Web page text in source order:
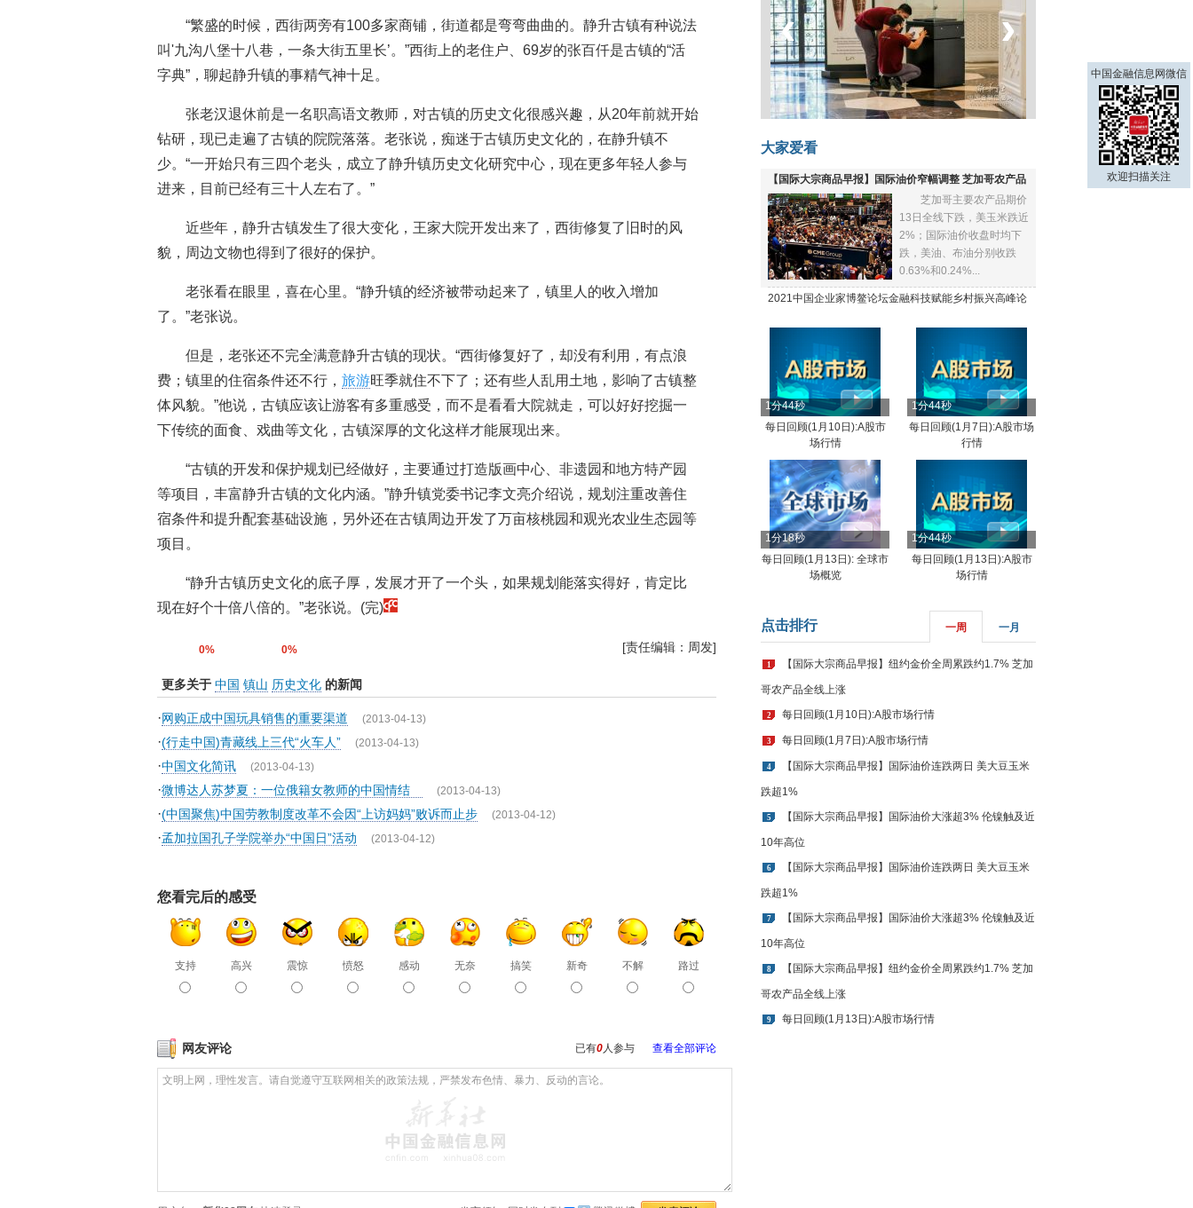
“繁盛的时候，西街两旁有100多家商铺，街道都是弯弯曲曲的。静升古镇有种说法
叫'九沟八堡十八巷，一条大街五里长’。”西街上的老住户、69岁的张百仟是古镇的“活
字典”，聊起静升镇的事精气神十足。
张老汉退休前是一名职高语文教师，对古镇的历史文化很感兴趣，从20年前就开始
钻研，现已走遍了古镇的院院落落。老张说，痴迷于古镇历史文化的，在静升镇不
少。“一开始只有三四个老头，成立了静升镇历史文化研究中心，现在更多年轻人参与
进来，目前已经有三十人左右了。”
近些年，静升古镇发生了很大变化，王家大院开发出来了，西街修复了旧时的风
貌，周边文物也得到了很好的保护。
老张看在眼里，喜在心里。“静升镇的经济被带动起来了，镇里人的收入增加
了。”老张说。
但是，老张还不完全满意静升古镇的现状。“西街修复好了，却没有利用，有点浪
费；镇里的住宿条件还不行， 旅游旺季就住不下了；还有些人乱用土地，影响了古镇整
体风貌。”他说，古镇应该让游客有多重感受，而不是看看大院就走，可以好好挖掘一
下传统的面食、戏曲等文化，古镇深厚的文化这样才能展现出来。
“古镇的开发和保护规划已经做好，主要通过打造版画中心、非遗园和地方特产园
等项目，丰富静升古镇的文化内涵。”静升镇党委书记李文亮介绍说，规划注重改善住
宿条件和提升配套基础设施，另外还在古镇周边开发了万亩核桃园和观光农业生态园等
项目。
“静升古镇历史文化的底子厚，发展才开了一个头，如果规划能落实得好，肯定比
现在好个十倍八倍的。”老张说。(完)
0% 0% [责任编辑：周发]
更多关于 中国 镇山 历史文化 的新闻
·网购正成中国玩具销售的重要渠道 (2013-04-13)
·(行走中国)青藏线上三代“火车人” (2013-04-13)
·中国文化简讯 (2013-04-13)
·微博达人苏梦夏：一位俄籍女教师的中国情结 (2013-04-13)
·(中国聚焦)中国劳教制度改革不会因“上访妈妈”败诉而止步 (2013-04-12)
·孟加拉国孔子学院举办“中国日”活动 (2013-04-12)
您看完后的感受
支持 高兴 震惊 愤怒 感动 无奈 搞笑 新奇 不解 路过
网友评论 已有0人参与 查看全部评论
菲律宾：防疫降级
‹ ›
大家爱看
【国际大宗商品早报】国际油价窄幅调整 芝加哥农产品
全线下跌
芝加哥主要农产品期价
13日全线下跌，美玉米跌近
2%；国际油价收盘时均下
跌，美油、布油分别收跌
0.63%和0.24%...
2021中国企业家博鳌论坛金融科技赋能乡村振兴高峰论
1分44秒
每日回顾(1月10日):A股市
场行情
1分44秒
每日回顾(1月7日):A股市场
行情
1分18秒
每日回顾(1月13日): 全球市
场概览
1分44秒
每日回顾(1月13日):A股市
场行情
点击排行 一周 一月
1 【国际大宗商品早报】纽约金价全周累跌约1.7% 芝加
哥农产品全线上涨
2 每日回顾(1月10日):A股市场行情
3 每日回顾(1月7日):A股市场行情
4 【国际大宗商品早报】国际油价连跌两日 美大豆玉米
跌超1%
5 【国际大宗商品早报】国际油价大涨超3% 伦镍触及近
10年高位
6 【国际大宗商品早报】国际油价连跌两日 美大豆玉米
跌超1%
7 【国际大宗商品早报】国际油价大涨超3% 伦镍触及近
10年高位
8 【国际大宗商品早报】纽约金价全周累跌约1.7% 芝加
哥农产品全线上涨
9 每日回顾(1月13日):A股市场行情
中国金融信息网微信
欢迎扫描关注